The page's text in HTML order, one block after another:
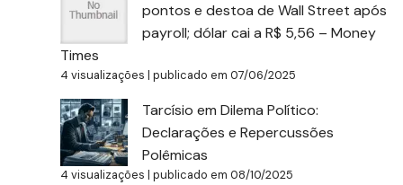
pontos e destoa de Wall Street após
payroll; dólar cai a R$ 5,56 – Money
Times
4 visualizações |publicado em 07/06/2025
Tarcísio em Dilema Político:
Declarações e Repercussões
Polêmicas
4 visualizações |publicado em 08/10/2025